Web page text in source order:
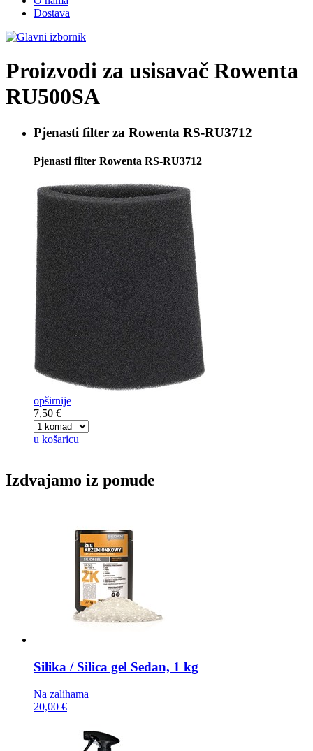
Dostava
Proizvodi za usisavač Rowenta
RU500SA
Pjenasti filter za Rowenta RS-RU3712
Pjenasti filter Rowenta RS-RU3712
opširnije
7,50 €
u košaricu
Izdvajamo iz ponude
Silika / Silica gel Sedan, 1 kg
Na zalihama
20,00 €